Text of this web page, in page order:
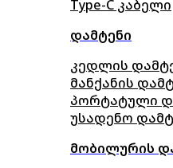
Type-C კაბელი
დამტენი
კედლის
მანქანის
პორტატული
უსადენო
მობილურის